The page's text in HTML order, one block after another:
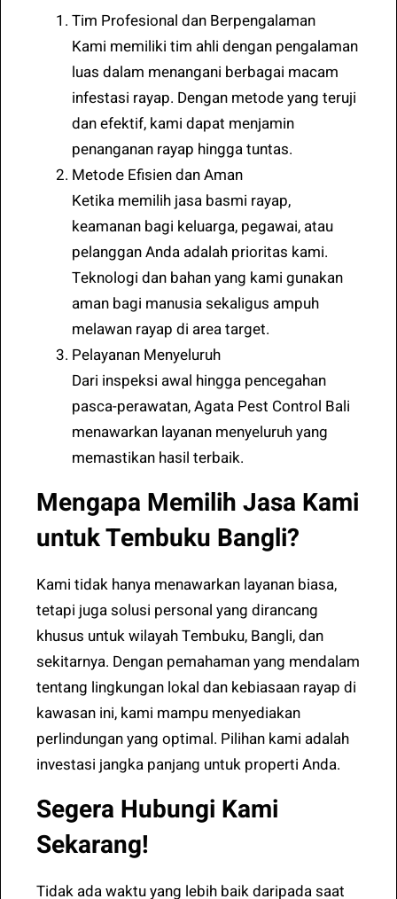
Tim Profesional dan Berpengalaman
Kami memiliki tim ahli dengan pengalaman
luas dalam menangani berbagai macam
infestasi rayap. Dengan metode yang teruji
dan efektif, kami dapat menjamin
penanganan rayap hingga tuntas.
Metode Efisien dan Aman
Ketika memilih jasa basmi rayap,
keamanan bagi keluarga, pegawai, atau
pelanggan Anda adalah prioritas kami.
Teknologi dan bahan yang kami gunakan
aman bagi manusia sekaligus ampuh
melawan rayap di area target.
Pelayanan Menyeluruh
Dari inspeksi awal hingga pencegahan
pasca-perawatan, Agata Pest Control Bali
menawarkan layanan menyeluruh yang
memastikan hasil terbaik.
Mengapa Memilih Jasa Kami
untuk Tembuku Bangli?
Kami tidak hanya menawarkan layanan biasa,
tetapi juga solusi personal yang dirancang
khusus untuk wilayah Tembuku, Bangli, dan
sekitarnya. Dengan pemahaman yang mendalam
tentang lingkungan lokal dan kebiasaan rayap di
kawasan ini, kami mampu menyediakan
perlindungan yang optimal. Pilihan kami adalah
investasi jangka panjang untuk properti Anda.
Segera Hubungi Kami
Sekarang!
Tidak ada waktu yang lebih baik daripada saat